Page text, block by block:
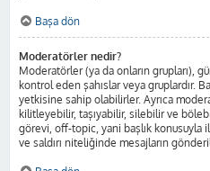
Başa dön
Moderatörler nedir?
Moderatörler (ya da onların grupları),
kontrol eden şahıslar veya gruplardır.
yetkisine sahip olabilirler. Ayrıca
kilitleyebilir, taşıyabilir, silebilir ve
görevi, off-topic, yani başlık konusuyla
ve saldırı niteliğinde mesajların